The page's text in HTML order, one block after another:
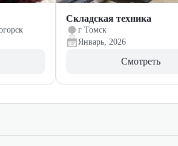
Складская техника
г Томск
Январь, 2026
Смотреть
производителей, таких как Avant,